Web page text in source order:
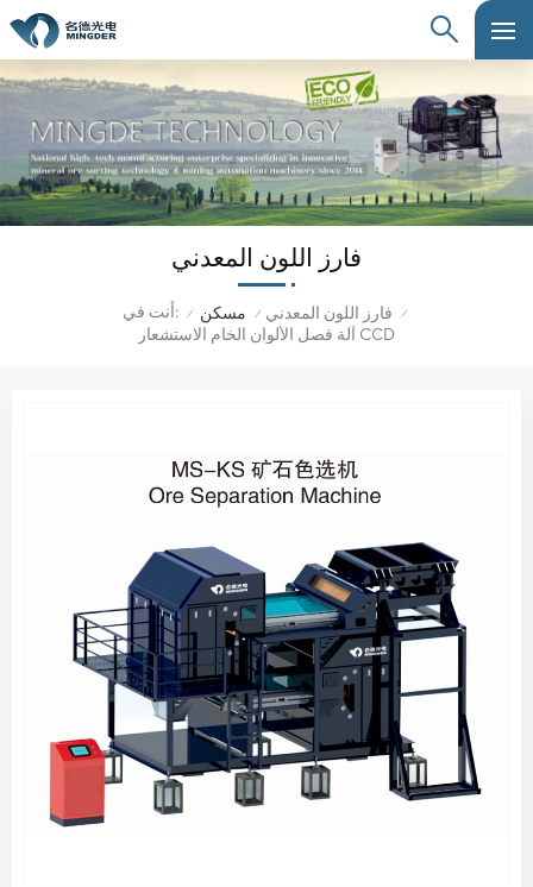
فارز اللون المعدني
أنت في: / مسكن / فارز اللون المعدني /
آلة فصل الألوان الخام الاستشعار CCD